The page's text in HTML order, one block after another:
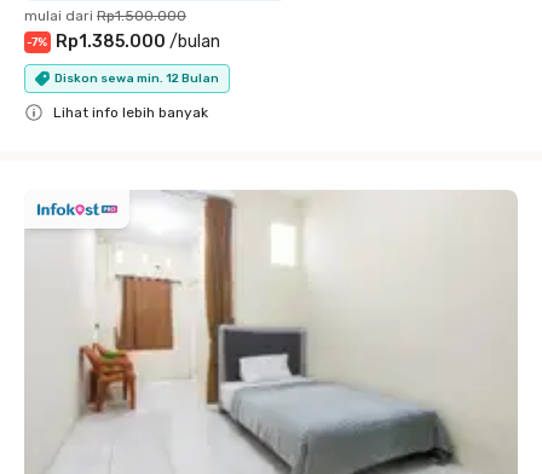
mulai dari Rp1.500.000
-7% Rp1.385.000 /bulan
Diskon sewa min. 12 Bulan
Lihat info lebih banyak